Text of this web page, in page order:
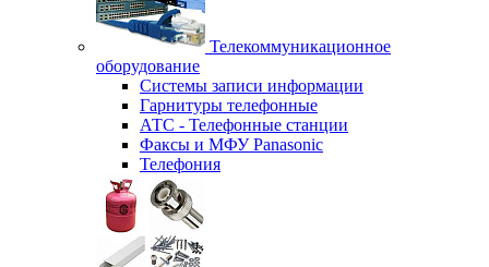
Телекоммуникационное
оборудование
Системы записи информации
Гарнитуры телефонные
АТС - Телефонные станции
Факсы и МФУ Panasonic
Телефония